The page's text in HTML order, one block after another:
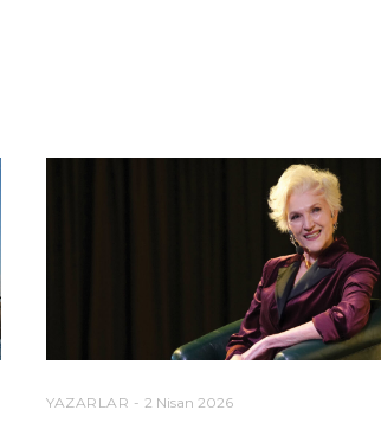
YAZARLAR 2 Nisan 2026